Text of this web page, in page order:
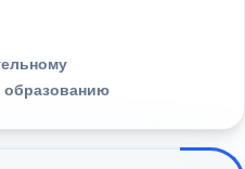
образованию